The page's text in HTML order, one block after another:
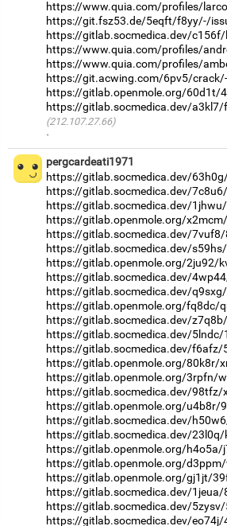
https://www.quia.com/profiles/
https://git.fsz53.de/5eqft/f8yy/-/
https://gitlab.socmedica.dev/
https://www.quia.com/profiles/
https://www.quia.com/profiles/
https://git.acwing.com/6pv5/
https://gitlab.openmole.org/60d1t/
https://gitlab.socmedica.dev/
(212.107.27.66)
·
pergcardeati1971
https://gitlab.socmedica.dev/
https://gitlab.socmedica.dev/
https://gitlab.socmedica.dev/
https://gitlab.openmole.org/
https://gitlab.socmedica.dev/
https://gitlab.socmedica.dev/
https://gitlab.openmole.org/2ju92/
https://gitlab.socmedica.dev/
https://gitlab.socmedica.dev/
https://gitlab.openmole.org/fq8dc/
https://gitlab.socmedica.dev/
https://gitlab.socmedica.dev/
https://gitlab.socmedica.dev/f6afz/
https://gitlab.openmole.org/80k8r/
https://gitlab.openmole.org/3rpfn/
https://gitlab.socmedica.dev/
https://gitlab.openmole.org/u4b8r/
https://gitlab.socmedica.dev/
https://gitlab.socmedica.dev/
https://gitlab.openmole.org/
https://gitlab.openmole.org/
https://gitlab.openmole.org/gj1jt/
https://gitlab.socmedica.dev/
https://gitlab.socmedica.dev/
https://gitlab.socmedica.dev/